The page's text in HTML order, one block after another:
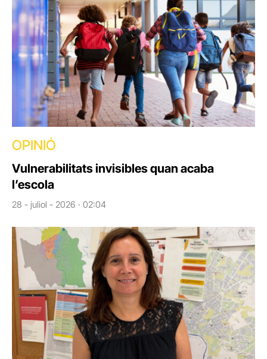
OPINIÓ
Vulnerabilitats invisibles quan acaba
l’escola
28 - juliol - 2026 · 02:04